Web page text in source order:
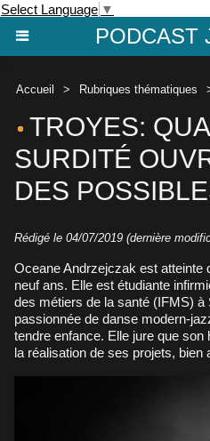
Select Language ▼
PODCAST
Accueil > Rubriques thématiques
TROYES:
SURDITÉ
DES
Rédigé le 04/07/2019 (dernière
Oceane Andrzejczak est atteinte
neuf ans. Elle est étudiante
des métiers de la santé (IFMS)
passionnée de danse modern-
tendre enfance. Elle jure que son
la réalisation de ses projets, bien